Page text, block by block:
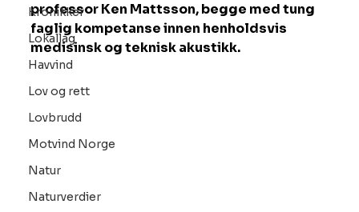
Kronikker
Lokallag
Havvind
Lov og rett
Lovbrudd
Motvind Norge
Natur
Naturverdier
professor Ken Mattsson, begge med tung
faglig kompetanse innen henholdsvis
medisinsk og teknisk akustikk.